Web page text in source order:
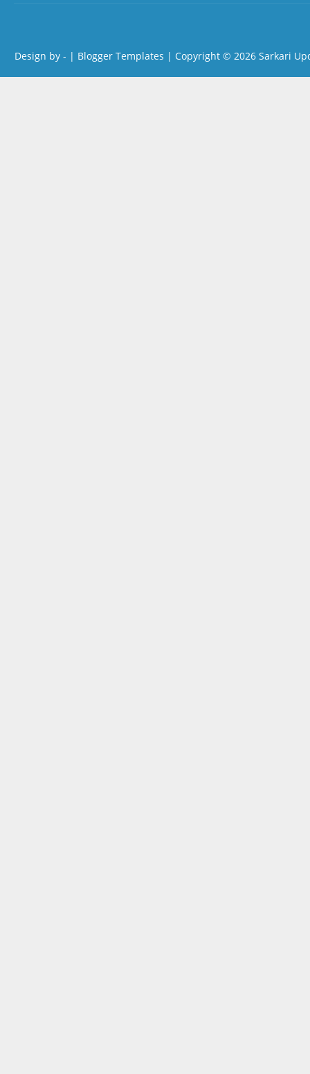
Design by - | Blogger Templates | Copyright © 2026 Sarkari